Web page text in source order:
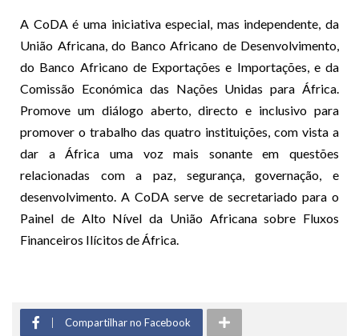
A CoDA é uma iniciativa especial, mas independente, da
União Africana, do Banco Africano de Desenvolvimento,
do Banco Africano de Exportações e Importações, e da
Comissão Económica das Nações Unidas para África.
Promove um diálogo aberto, directo e inclusivo para
promover o trabalho das quatro instituições, com vista a
dar a África uma voz mais sonante em questões
relacionadas com a paz, segurança, governação, e
desenvolvimento. A CoDA serve de secretariado para o
Painel de Alto Nível da União Africana sobre Fluxos
Financeiros Ilícitos de África.
Compartilhar no Facebook